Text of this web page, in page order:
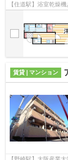
【住道駅】浴室乾燥
賃貸 | マンション